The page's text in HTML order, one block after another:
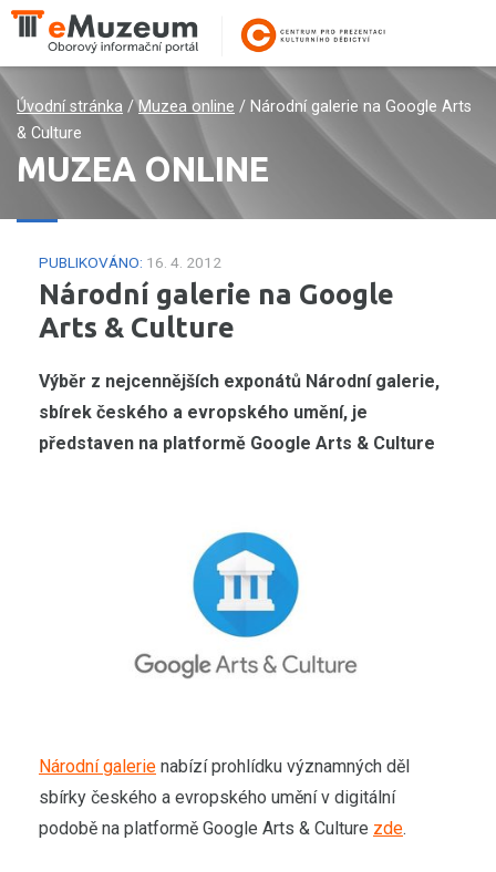
Úvodní stránka /Muzea online / Národní galerie na Google Arts
& Culture
MUZEA ONLINE
PUBLIKOVÁNO: 16. 4. 2012
Národní galerie na Google
Arts & Culture
Výběr z nejcennějších exponátů Národní galerie,
sbírek českého a evropského umění, je
představen na platformě Google Arts & Culture
Národní galerie nabízí prohlídku významných děl
sbírky českého a evropského umění v digitální
podobě na platformě Google Arts & Culture zde.